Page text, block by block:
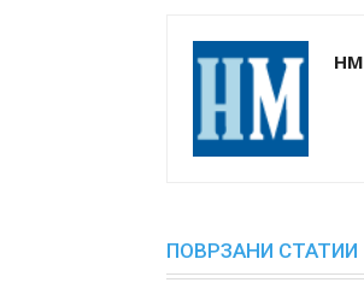
НМ
ПОВРЗАНИ СТАТИИ